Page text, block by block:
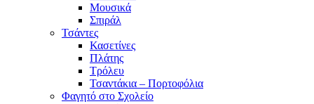
Μουσικά
Σπιράλ
Τσάντες
Κασετίνες
Πλάτης
Τρόλευ
Τσαντάκια – Πορτοφόλια
Φαγητό στο Σχολείο